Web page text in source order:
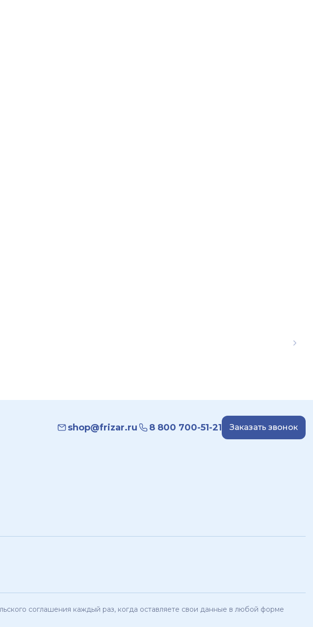
shop@frizar.ru 8 800 700-51-21 Заказать звонок
соглашения каждый раз, когда оставляете свои данные в любой форме